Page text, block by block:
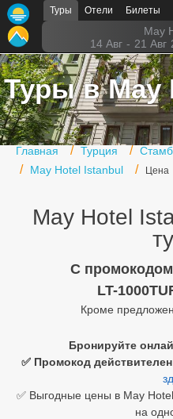
Туры Отели Билеты
May
14 Авг - 21 Авг
Туры в May
Главная Турция
May Hotel Istanbul
Цена
May Hotel
C
LT-
Кроме
Бронируйте
✅ Промокод
✅ Выгодные цены в May
на
Главная
Горящие туры
Туры в Турцию
Туры в Египет
Помощь